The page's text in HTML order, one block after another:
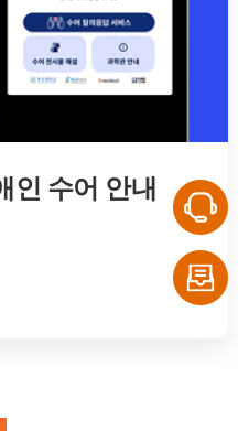
인 수어 안내